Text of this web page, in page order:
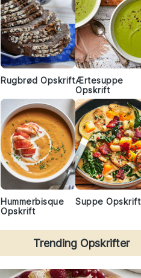
Rugbrød OpskriftÆrtesuppe
Opskrift
Hummerbisque
Opskrift
Suppe Opskrift
Trending Opskrifter